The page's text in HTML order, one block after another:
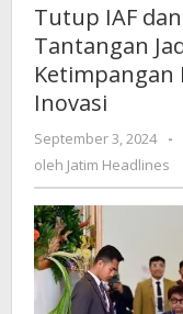
Tutup IAF
Tantangan
Ketimpangan
Inovasi
September 3, 2024 -
oleh Jatim Headlines